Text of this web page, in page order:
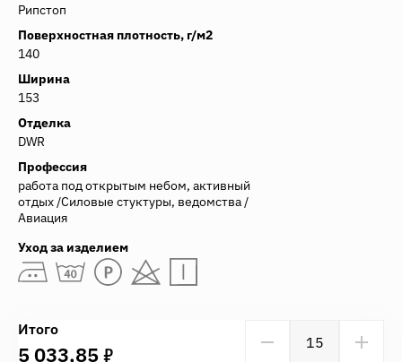
Рипстоп
Поверхностная плотность, г/м2
140
Ширина
153
Отделка
DWR
Профессия
работа под открытым небом, активный
отдых /Силовые стуктуры, ведомства /
Авиация
Уход за изделием
Итого
5 033,857